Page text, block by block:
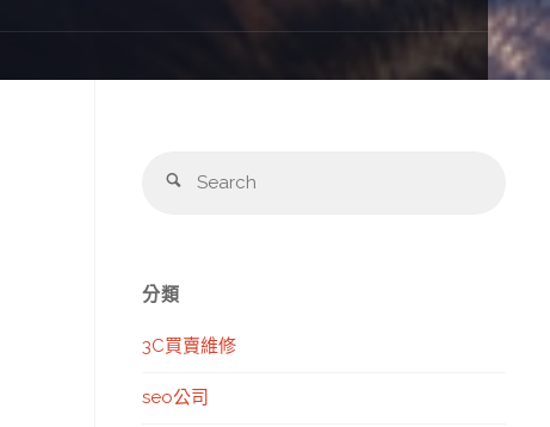
Search
分類
3C買賣維修
seo公司